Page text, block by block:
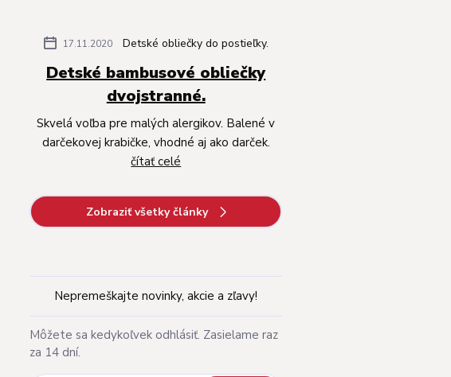
17.11.2020 Detské obliečky do postieľky.
Detské bambusové obliečky
dvojstranné.
Skvelá voľba pre malých alergikov. Balené v
darčekovej krabičke, vhodné aj ako darček.
čítať celé
Zobraziť všetky články
Nepremeškajte novinky, akcie a zľavy!
Môžete sa kedykoľvek odhlásiť. Zasielame raz
za 14 dní.